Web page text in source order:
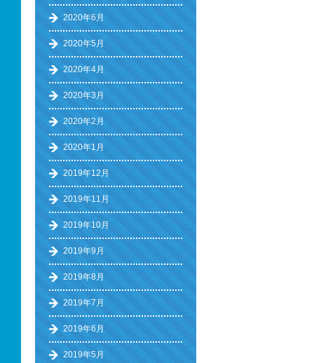
2020年6月
2020年5月
2020年4月
2020年3月
2020年2月
2020年1月
2019年12月
2019年11月
2019年10月
2019年9月
2019年8月
2019年7月
2019年6月
2019年5月